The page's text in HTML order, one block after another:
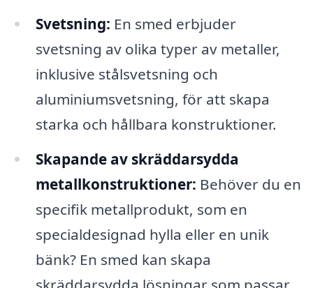
Svetsning: En smed erbjuder
svetsning av olika typer av metaller,
inklusive stålsvetsning och
aluminiumsvetsning, för att skapa
starka och hållbara konstruktioner.
Skapande av skräddarsydda
metallkonstruktioner: Behöver du en
specifik metallprodukt, som en
specialdesignad hylla eller en unik
bänk? En smed kan skapa